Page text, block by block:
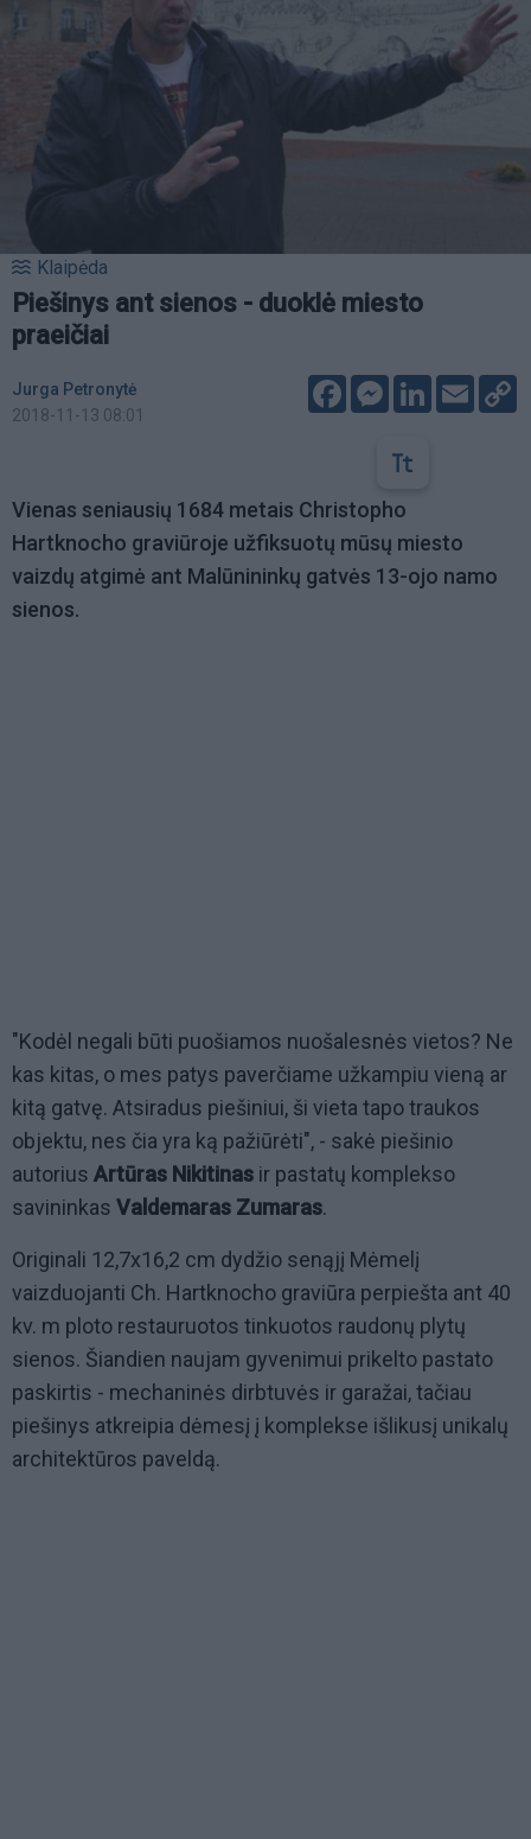
Klaipėda
Piešinys ant sienos - duoklė miesto
praeičiai
Jurga Petronytė
2018-11-13 08:01
FacebookMessenger
LinkedIn
Email
Vienas seniausių 1684 metais Christopho
Hartknocho graviūroje užfiksuotų mūsų miesto
vaizdų atgimė ant Malūnininkų gatvės 13-ojo namo
sienos.
"Kodėl negali būti puošiamos nuošalesnės vietos? Ne
kas kitas, o mes patys paverčiame užkampiu vieną ar
kitą gatvę. Atsiradus piešiniui, ši vieta tapo traukos
objektu, nes čia yra ką pažiūrėti", - sakė piešinio
autorius Artūras Nikitinas ir pastatų komplekso
savininkas Valdemaras Zumaras.
Originali 12,7x16,2 cm dydžio senąjį Mėmelį
vaizduojanti Ch. Hartknocho graviūra perpiešta ant 40
kv. m ploto restauruotos tinkuotos raudonų plytų
sienos. Šiandien naujam gyvenimui prikelto pastato
paskirtis - mechaninės dirbtuvės ir garažai, tačiau
piešinys atkreipia dėmesį į komplekse išlikusį unikalų
architektūros paveldą.